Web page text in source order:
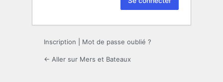
Inscription Mot de passe oublié ?
← Aller sur Mers et Bateaux